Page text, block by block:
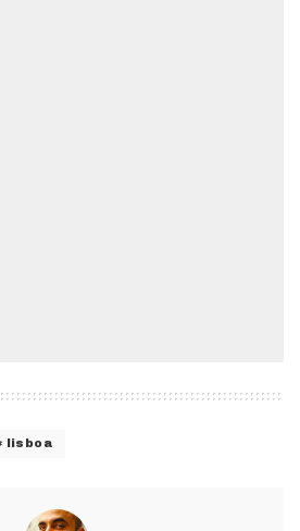
lisboa